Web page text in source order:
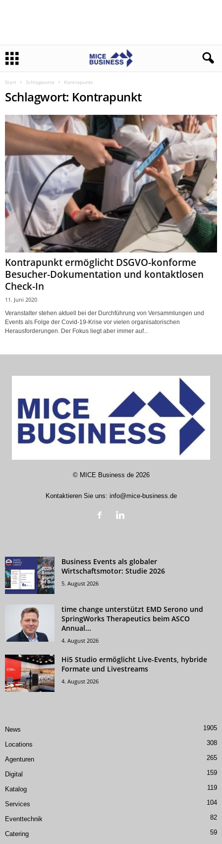
Start Schlagworte Kontrapunkt
Schlagwort: Kontrapunkt
Kontrapunkt ermöglicht DSGVO-konforme
Besucher-Dokumentation und kontaktlosen
Check-In
11. Juni 2020
Veranstalter stehen aktuell bei der Durchführung von Versammlungen und
Events als Folge der Covid-19-Krise vor vielen organisatorischen
Herausforderungen. Der Fokus liegt aber immer auf...
© MICE Business de2026
Kontaktieren Sie uns: info@mice-business.de
Business Events als globaler
Wirtschaftsmotor: Studie 2026
5. August 2026
time change unterstützt EMD Serono und
SpringWorks Therapeutics beim ASCO
Annual...
4. August 2026
Hi5 Studio ermöglicht Live-Events, hybride
Formate und Livestreams
4. August 2026
News 1905
Locations 308
Agenturen 265
Digital 159
Katalog 119
Services 104
Eventtechnik 82
Catering 59